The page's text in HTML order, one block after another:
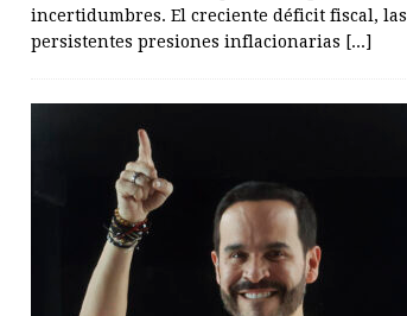
incertidumbres. El creciente déficit fiscal, las
persistentes presiones inflacionarias [...]